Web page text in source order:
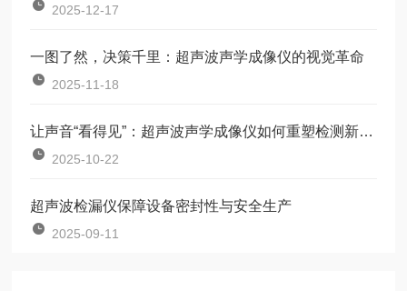
2025-12-17
一图了然，决策千里：超声波声学成像仪的视觉革命
2025-11-18
让声音“看得见”：超声波声学成像仪如何重塑检测新逻辑？
2025-10-22
超声波检漏仪保障设备密封性与安全生产
2025-09-11